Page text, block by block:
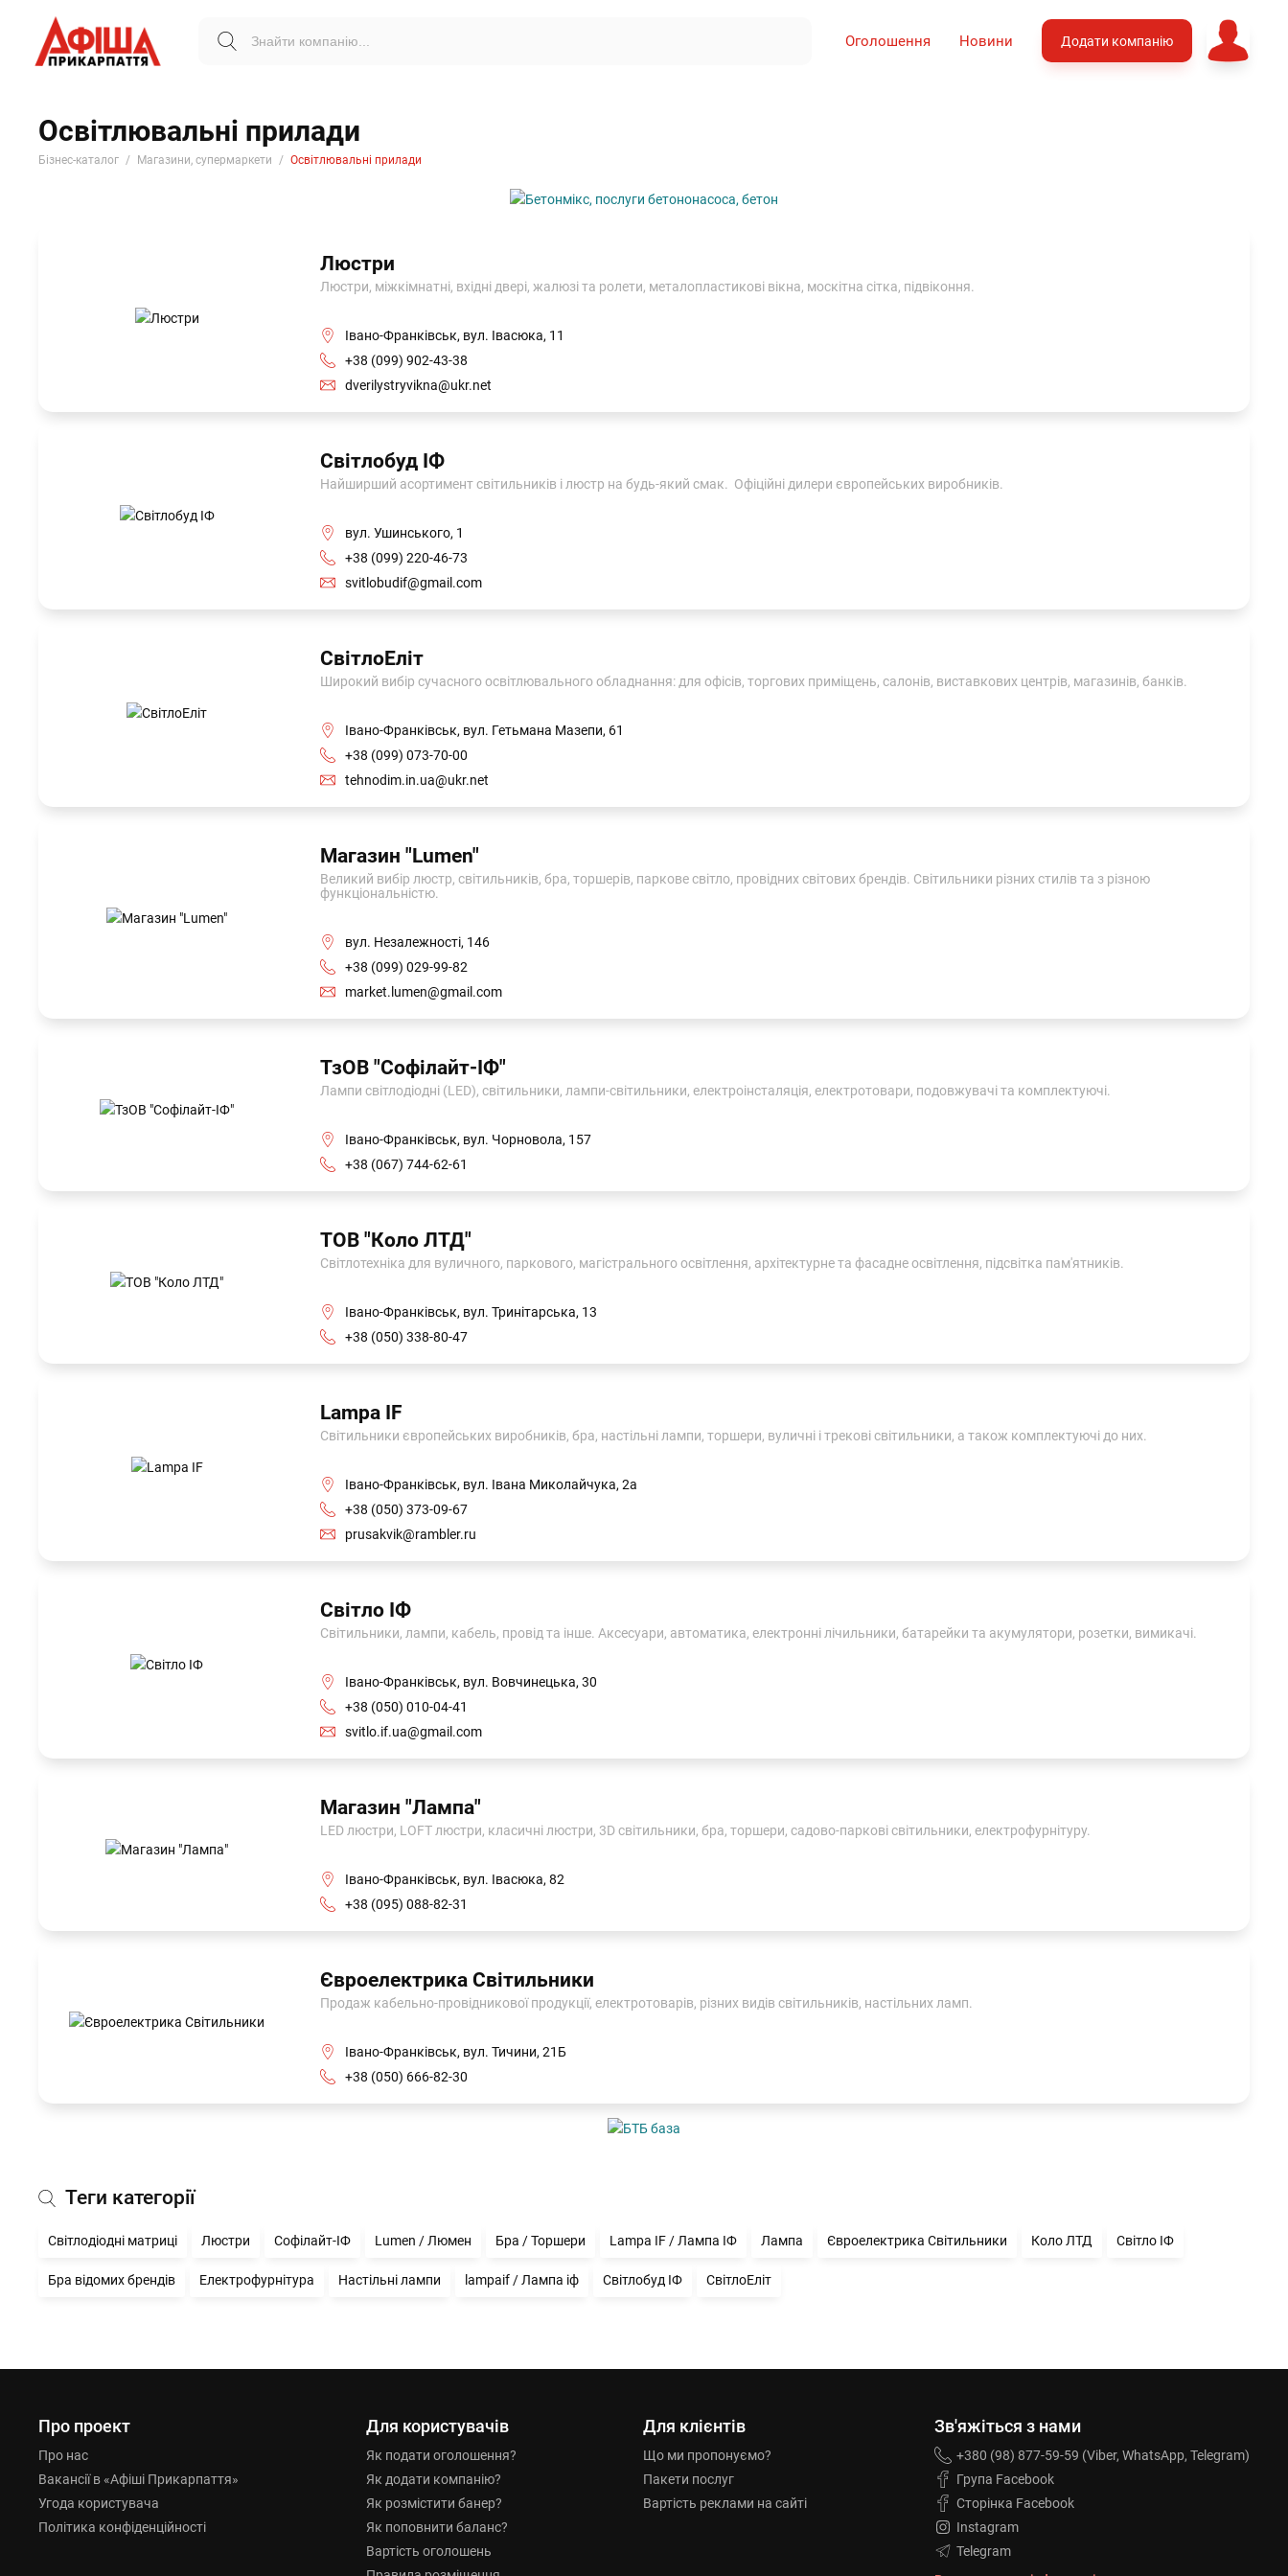
Оголошення Новини Додати компанію
Освітлювальні прилади
Бізнес-каталог Магазини, супермаркети Освітлювальні прилади
Люстри
Люстри, міжкімнатні, вхідні двері, жалюзі та ролети, металопластикові вікна, москітна сітка, підвіконня.
Івано-Франківськ, вул. Івасюка, 11
+38 (099) 902-43-38
dverilystryvikna@ukr.net
Світлобуд ІФ
Найширший асортимент світильників і люстр на будь-який смак. Офіційні дилери європейських виробників.
вул. Ушинського, 1
+38 (099) 220-46-73
svitlobudif@gmail.com
СвітлоЕліт
Широкий вибір сучасного освітлювального обладнання: для офісів, торгових приміщень, салонів, виставкових центрів, магазинів, банків.
Івано-Франківськ, вул. Гетьмана Мазепи, 61
+38 (099) 073-70-00
tehnоdim.in.ua@ukr.net
Магазин "Lumen"
Великий вибір люстр, світильників, бра, торшерів, паркове світло, провідних світових брендів. Світильники різних стилів та з різною
функціональністю.
вул. Незалежності, 146
+38 (099) 029-99-82
market.lumen@gmail.com
ТзОВ "Софілайт-ІФ"
Лампи світлодіодні (LED), світильники, лампи-світильники, електроінсталяція, електротовари, подовжувачі та комплектуючі.
Івано-Франківськ, вул. Чорновола, 157
+38 (067) 744-62-61
ТОВ "Коло ЛТД"
Світлотехніка для вуличного, паркового, магістрального освітлення, архітектурне та фасадне освітлення, підсвітка пам'ятників.
Івано-Франківськ, вул. Тринітарська, 13
+38 (050) 338-80-47
Lampa IF
Світильники європейських виробників, бра, настільні лампи, торшери, вуличні і трекові світильники, а також комплектуючі до них.
Івано-Франківськ, вул. Івана Миколайчука, 2а
+38 (050) 373-09-67
prusakvik@rambler.ru
Світло ІФ
Світильники, лампи, кабель, провід та інше. Аксесуари, автоматика, електронні лічильники, батарейки та акумулятори, розетки, вимикачі.
Івано-Франківськ, вул. Вовчинецька, 30
+38 (050) 010-04-41
svitlo.if.ua@gmail.com
Магазин "Лампа"
LED люстри, LOFT люстри, класичні люстри, 3D світильники, бра, торшери, садово-паркові світильники, електрофурнітуру.
Івано-Франківськ, вул. Івасюка, 82
+38 (095) 088-82-31
Євроелектрика Світильники
Продаж кабельно-провідникової продукції, електротоварів, різних видів світильників, настільних ламп.
Івано-Франківськ, вул. Тичини, 21Б
+38 (050) 666-82-30
Теги категорії
Світлодіодні матриці Люстри Софілайт-ІФ Lumen / Люмен Бра / Торшери Lampa IF / Лампа ІФ Лампа Євроелектрика Світильники Коло ЛТД Світло ІФ
Бра відомих брендів Електрофурнітура Настільні лампи lampaif / Лампа іф Світлобуд ІФ СвітлоЕліт
Про проект
Про нас
Вакансії в «Афіші Прикарпаття»
Угода користувача
Політика конфіденційності
Для користувачів
Як подати оголошення?
Як додати компанію?
Як розмістити банер?
Як поповнити баланс?
Вартість оголошень
Для клієнтів
Що ми пропонуємо?
Пакети послуг
Вартість реклами на сайті
Зв'яжіться з нами
+380 (98) 877-59-59 (Viber, WhatsApp, Telegram)
Група Facebook
Сторінка Facebook
Instagram
Telegram